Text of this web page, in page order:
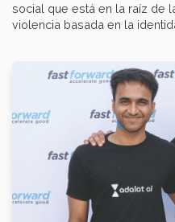
social que está en la raíz de
violencia basada en la